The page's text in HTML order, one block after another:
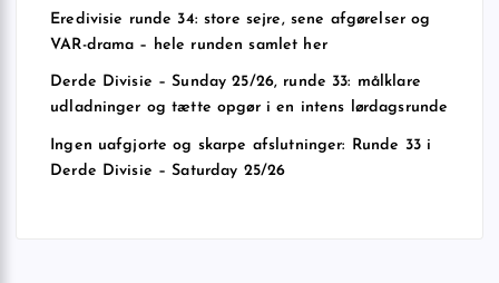
Eredivisie runde 34: store sejre, sene afgørelser og
VAR-drama – hele runden samlet her
Derde Divisie – Sunday 25/26, runde 33: målklare
udladninger og tætte opgør i en intens lørdagsrunde
Ingen uafgjorte og skarpe afslutninger: Runde 33 i
Derde Divisie – Saturday 25/26